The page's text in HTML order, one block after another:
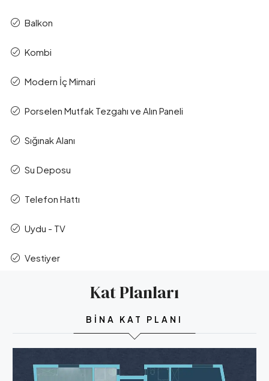
Balkon
Kombi
Modern İç Mimari
Porselen Mutfak Tezgahı ve Alın Paneli
Sığınak Alanı
Su Deposu
Telefon Hattı
Uydu - TV
Vestiyer
Kat Planları
BINA KAT PLANI